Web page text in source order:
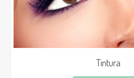
Tintura